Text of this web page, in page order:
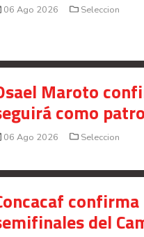
06 Ago 2026 Seleccion
Maroto
como
06 Ago 2026 Seleccion
del